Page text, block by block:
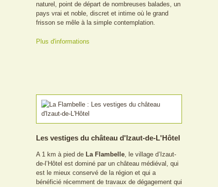
naturel, point de départ de nombreuses balades, un
pays vrai et noble, discret et intime où le grand
frisson se mêle à la simple contemplation.
Plus d'informations
Les vestiges du château d'Izaut-de-L'Hôtel
A 1 km à pied de La Flambelle, le village d’Izaut-
de-l’Hôtel est dominé par un château médiéval, qui
est le mieux conservé de la région et qui a
bénéficié récemment de travaux de dégagement qui